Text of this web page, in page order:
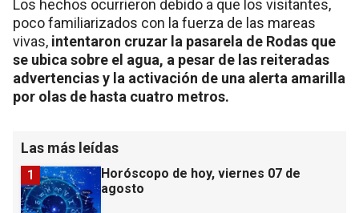
Los hechos ocurrieron debido a que los visitantes,
poco familiarizados con la fuerza de las mareas
vivas, intentaron cruzar la pasarela de Rodas que
se ubica sobre el agua, a pesar de las reiteradas
advertencias y la activación de una alerta amarilla
por olas de hasta cuatro metros.
Las más leídas
Horóscopo de hoy, viernes 07 de
agosto
1